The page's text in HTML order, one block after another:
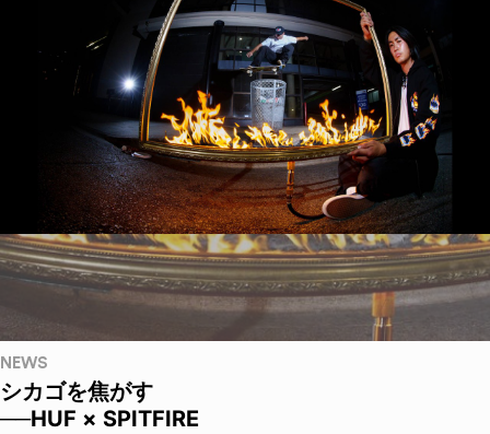
NEWS
シカゴを焦がす
──HUF × SPITFIRE